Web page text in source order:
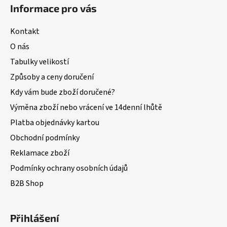
Informace pro vás
Kontakt
O nás
Tabulky velikostí
Způsoby a ceny doručení
Kdy vám bude zboží doručené?
Výměna zboží nebo vrácení ve 14denní lhůtě
Platba objednávky kartou
Obchodní podmínky
Reklamace zboží
Podmínky ochrany osobních údajů
B2B Shop
Přihlášení